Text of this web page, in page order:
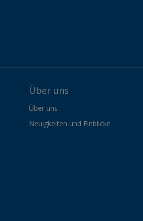
Über uns
Über uns
Neuigkeiten und Einblicke